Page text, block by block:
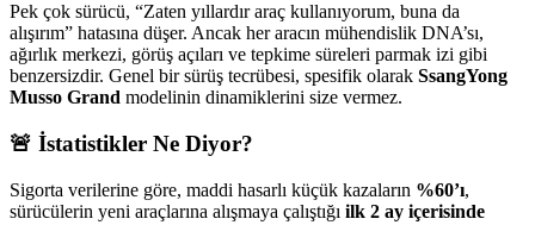
Pek çok sürücü, “Zaten yıllardır araç kullanıyorum, buna da
alışırım” hatasına düşer. Ancak her aracın mühendislik DNA’sı,
ağırlık merkezi, görüş açıları ve tepkime süreleri parmak izi gibi
benzersizdir. Genel bir sürüş tecrübesi, spesifik olarak SsangYong
Musso Grand modelinin dinamiklerini size vermez.
🚨 İstatistikler Ne Diyor?
Sigorta verilerine göre, maddi hasarlı küçük kazaların %60’ı,
sürücülerin yeni araçlarına alışmaya çalıştığı ilk 2 ay içerisinde